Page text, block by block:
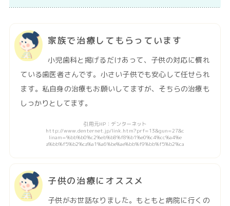
家族で治療してもらっています
小児歯科と掲げるだけあって、子供の対応に慣れ
ている歯医者さんです。小さい子供でも安心して任せられ
ます。私自身の治療もお願いしてますが、そちらの治療も
しっかりとしてます。
引用元HP：デンターネット
http://www.denternet.jp/link.htm?prf=13&gun=27&c
linam=%bb%b0%c2%eb%b8%f8%b1%e0%c4%cc%a4%e
a%bb%f5%b2%ca%a1%a6%be%ae%bb%f9%bb%f5%b2%ca
子供の治療にオススメ
子供がお世話なりました。もともと病院に行くの